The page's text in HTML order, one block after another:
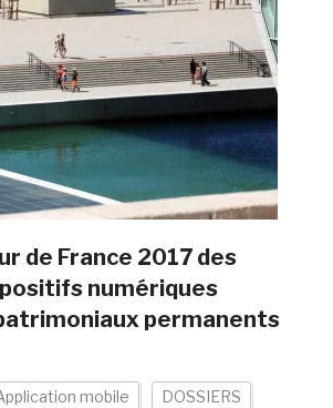
de France 2017 des
numériques
permanents
mobile DOSSIERS